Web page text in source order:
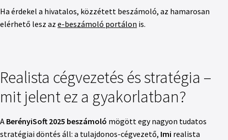
Ha érdekel a hivatalos, közzétett beszámoló, az hamarosan
elérhető lesz az e-beszámoló portálon is.
Realista cégvezetés és stratégia –
mit jelent ez a gyakorlatban?
A BerényiSoft 2025 beszámoló mögött egy nagyon tudatos
stratégiai döntés áll: a tulajdonos-cégvezető, Imi realista